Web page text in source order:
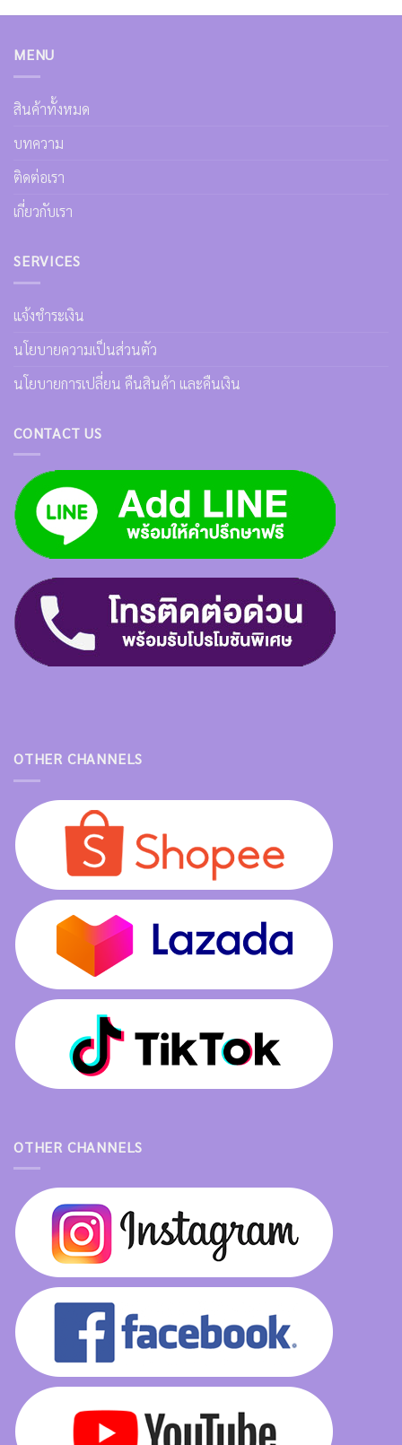
MENU
สินค้าทั้งหมด
บทความ
ติดต่อเรา
เกี่ยวกับเรา
SERVICES
แจ้งชำระเงิน
นโยบายความเป็นส่วนตัว
นโยบายการเปลี่ยน คืนสินค้า และคืนเงิน
CONTACT US
OTHER CHANNELS
OTHER CHANNELS